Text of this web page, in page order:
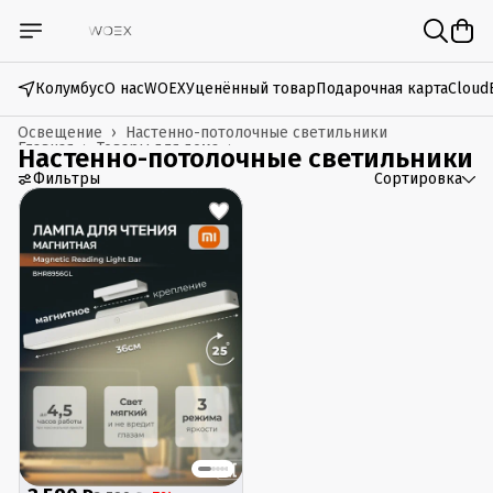
КолумбусО насWOEXУценённый товарПодарочная карта
Настенно-потолочные светильники
Освещение ›
Товары для дома ›
Главная ›
Настенно-потолочные светильники
Фильтры Сортировка